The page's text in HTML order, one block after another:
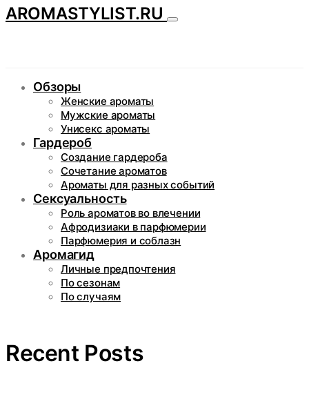
AROMASTYLIST.RU
Обзоры
Женские ароматы
Мужские ароматы
Унисекс ароматы
Гардероб
Создание гардероба
Сочетание ароматов
Ароматы для разных событий
Сексуальность
Роль ароматов во влечении
Афродизиаки в парфюмерии
Парфюмерия и соблазн
Аромагид
Личные предпочтения
По сезонам
По случаям
Recent Posts